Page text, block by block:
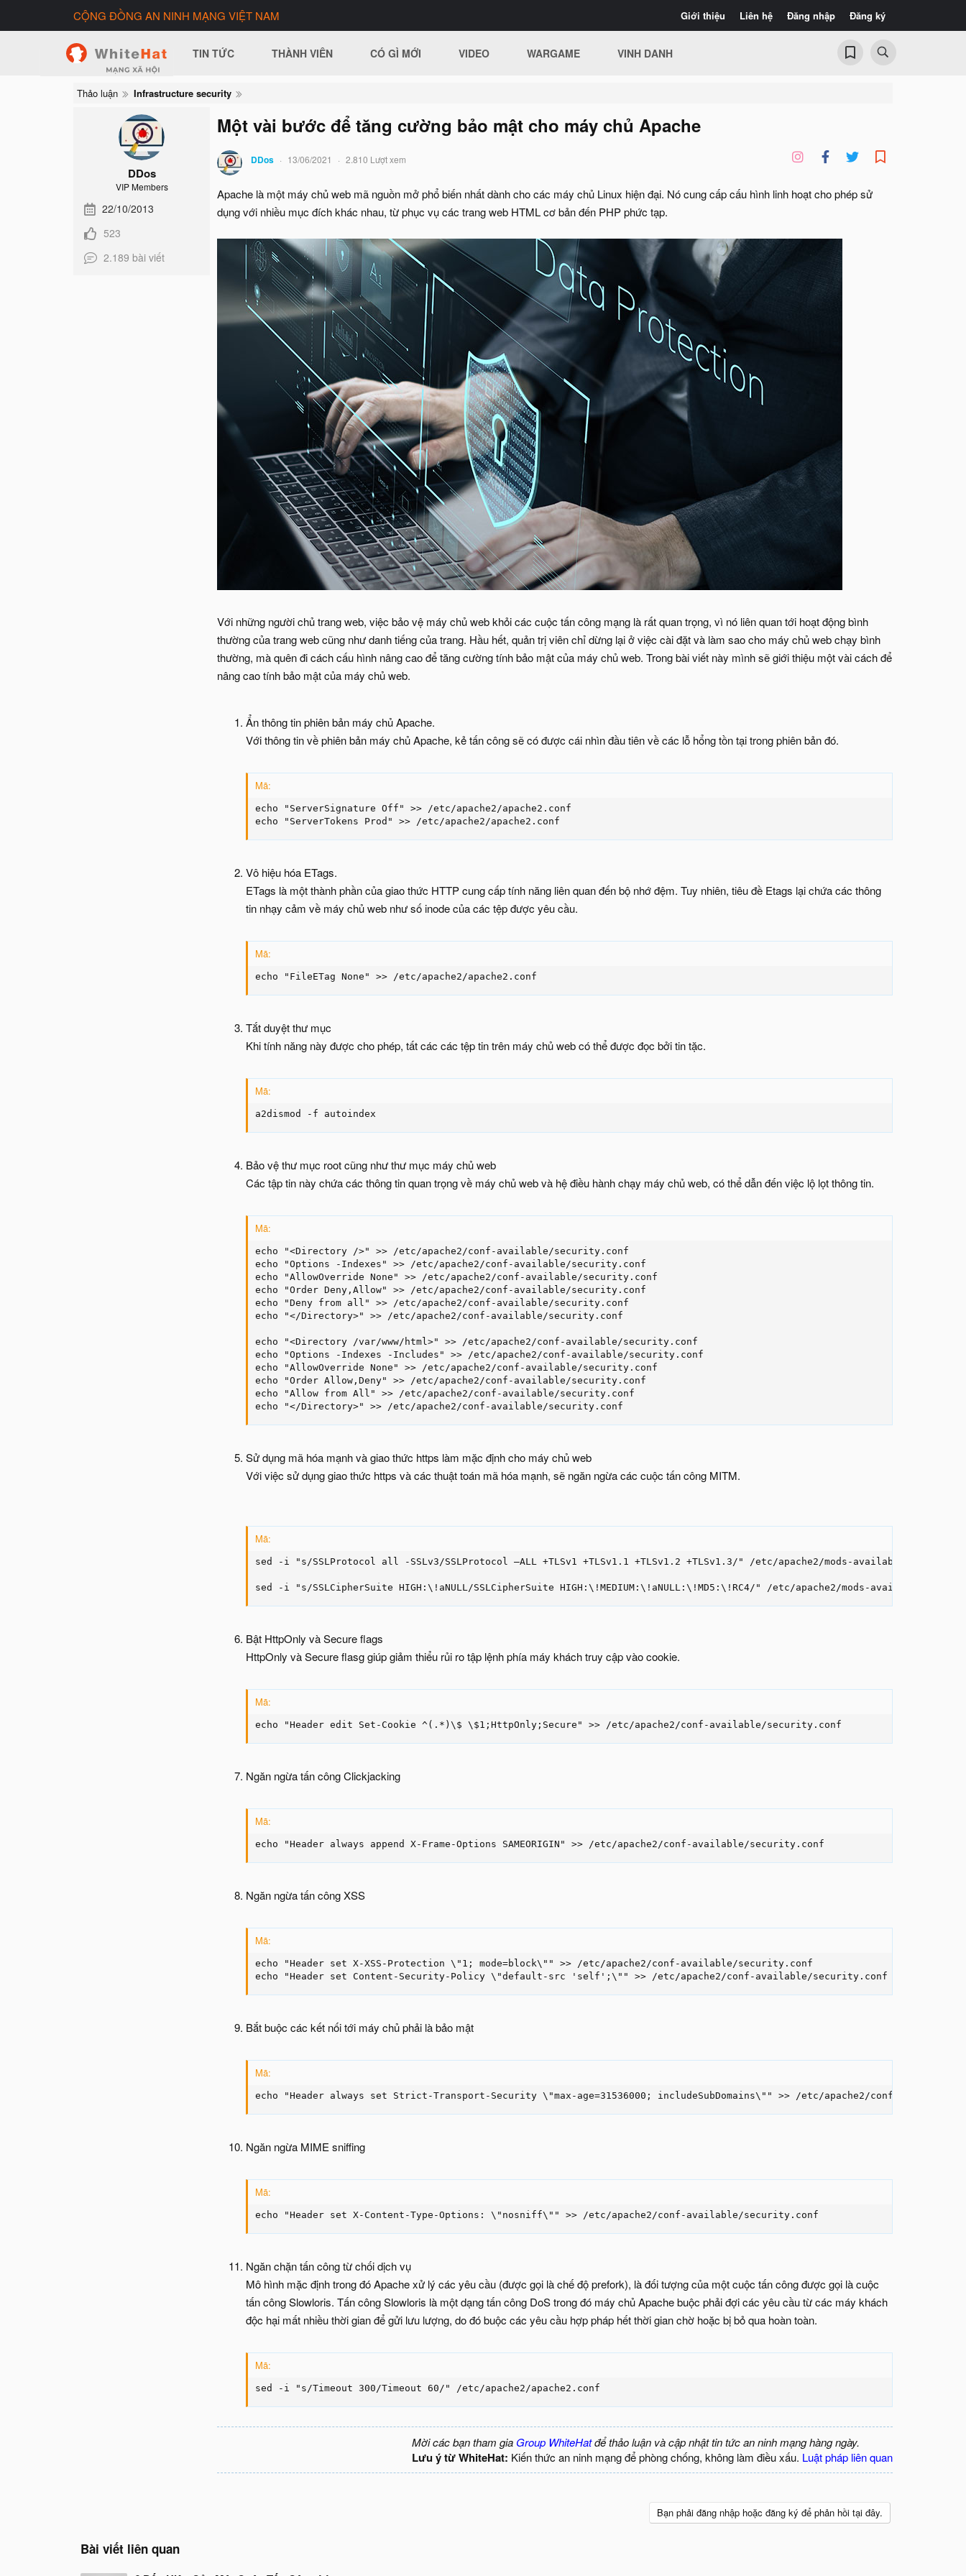
Giới thiệu Liên hệ Đăng nhập Đăng ký
CỘNG ĐỒNG AN NINH MẠNG VIỆT NAM
TIN TỨC THÀNH VIÊN CÓ GÌ MỚI VIDEO WARGAME VINH DANH
Thảo luận Infrastructure security
DDos
VIP Members
22/10/2013
523
2.189 bài viết
Một vài bước để tăng cường bảo mật cho máy chủ Apache
DDos 13/06/2021 2.810 Lượt xem
Apache là một máy chủ web mã nguồn mở phổ biến nhất dành cho các máy chủ Linux hiện đại. Nó cung cấp cấu hình linh hoạt cho phép sử
dụng với nhiều mục đích khác nhau, từ phục vụ các trang web HTML cơ bản đến PHP phức tạp.
Với những người chủ trang web, việc bảo vệ máy chủ web khỏi các cuộc tấn công mạng là rất quan trọng, vì nó liên quan tới hoạt động bình
thường của trang web cũng như danh tiếng của trang. Hầu hết, quản trị viên chỉ dừng lại ở việc cài đặt và làm sao cho máy chủ web chạy bình
thường, mà quên đi cách cấu hình nâng cao để tăng cường tính bảo mật của máy chủ web. Trong bài viết này mình sẽ giới thiệu một vài cách để
nâng cao tính bảo mật của máy chủ web.
Ẩn thông tin phiên bản máy chủ Apache.
Với thông tin về phiên bản máy chủ Apache, kẻ tấn công sẽ có được cái nhìn đầu tiên về các lỗ hổng tồn tại trong phiên bản đó.
Mã:
echo "ServerSignature Off" >> /etc/apache2/apache2.conf
echo "ServerTokens Prod" >> /etc/apache2/apache2.conf
Vô hiệu hóa ETags.
ETags là một thành phần của giao thức HTTP cung cấp tính năng liên quan đến bộ nhớ đệm. Tuy nhiên, tiêu đề Etags lại chứa các thông
tin nhạy cảm về máy chủ web như số inode của các tệp được yêu cầu.
Mã:
echo "FileETag None" >> /etc/apache2/apache2.conf
Tắt duyệt thư mục
Khi tính năng này được cho phép, tất các các tệp tin trên máy chủ web có thể được đọc bởi tin tặc.
Mã:
a2dismod -f autoindex
Bảo vệ thư mục root cũng như thư mục máy chủ web
Các tập tin này chứa các thông tin quan trọng về máy chủ web và hệ điều hành chạy máy chủ web, có thể dẫn đến việc lộ lọt thông tin.
Mã:
echo "<Directory />" >> /etc/apache2/conf-available/security.conf
echo "Options -Indexes" >> /etc/apache2/conf-available/security.conf
echo "AllowOverride None" >> /etc/apache2/conf-available/security.conf
echo "Order Deny,Allow" >> /etc/apache2/conf-available/security.conf
echo "Deny from all" >> /etc/apache2/conf-available/security.conf
echo "</Directory>" >> /etc/apache2/conf-available/security.conf
echo "<Directory /var/www/html>" >> /etc/apache2/conf-available/security.conf
echo "Options -Indexes -Includes" >> /etc/apache2/conf-available/security.conf
echo "AllowOverride None" >> /etc/apache2/conf-available/security.conf
echo "Order Allow,Deny" >> /etc/apache2/conf-available/security.conf
echo "Allow from All" >> /etc/apache2/conf-available/security.conf
echo "</Directory>" >> /etc/apache2/conf-available/security.conf
Sử dụng mã hóa mạnh và giao thức https làm mặc định cho máy chủ web
Với việc sử dụng giao thức https và các thuật toán mã hóa mạnh, sẽ ngăn ngừa các cuộc tấn công MITM.
Mã:
sed -i "s/SSLProtocol all -SSLv3/SSLProtocol –ALL +TLSv1 +TLSv1.1 +TLSv1.2 +TLSv1.3/" /etc/apache2/mods-available/ssl.conf
sed -i "s/SSLCipherSuite HIGH:\!aNULL/SSLCipherSuite HIGH:\!MEDIUM:\!aNULL:\!MD5:\!RC4/" /etc/apache2/mods-available/
Bật HttpOnly và Secure flags
HttpOnly và Secure flasg giúp giảm thiểu rủi ro tập lệnh phía máy khách truy cập vào cookie.
Mã:
echo "Header edit Set-Cookie ^(.*)\$ \$1;HttpOnly;Secure" >> /etc/apache2/conf-available/security.conf
Ngăn ngừa tấn công Clickjacking
Mã:
echo "Header always append X-Frame-Options SAMEORIGIN" >> /etc/apache2/conf-available/security.conf
Ngăn ngừa tấn công XSS
Mã:
echo "Header set X-XSS-Protection \"1; mode=block\"" >> /etc/apache2/conf-available/security.conf
echo "Header set Content-Security-Policy \"default-src 'self';\"" >> /etc/apache2/conf-available/security.conf
Bắt buộc các kết nối tới máy chủ phải là bảo mật
Mã:
echo "Header always set Strict-Transport-Security \"max-age=31536000; includeSubDomains\"" >> /etc/apache2/conf-available/
Ngăn ngừa MIME sniffing
Mã:
echo "Header set X-Content-Type-Options: \"nosniff\"" >> /etc/apache2/conf-available/security.conf
Ngăn chặn tấn công từ chối dịch vụ
Mô hình mặc định trong đó Apache xử lý các yêu cầu (được gọi là chế độ prefork), là đối tượng của một cuộc tấn công được gọi là cuộc
tấn công Slowloris. Tấn công Slowloris là một dạng tấn công DoS trong đó máy chủ Apache buộc phải đợi các yêu cầu từ các máy khách
độc hại mất nhiều thời gian để gửi lưu lượng, do đó buộc các yêu cầu hợp pháp hết thời gian chờ hoặc bị bỏ qua hoàn toàn.
Mã:
sed -i "s/Timeout 300/Timeout 60/" /etc/apache2/apache2.conf
Mời các bạn tham gia Group WhiteHatđể thảo luận và cập nhật tin tức an ninh mạng hàng ngày.
Lưu ý từ WhiteHat: Kiến thức an ninh mạng để phòng chống, không làm điều xấu. Luật pháp liên quan
Bạn phải đăng nhập hoặc đăng ký để phản hồi tại đây.
Bài viết liên quan